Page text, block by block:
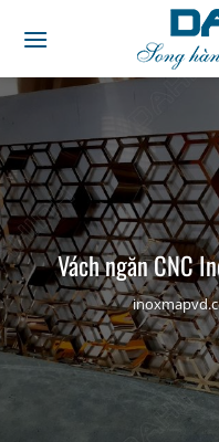
qua
dung
Vách ngăn CNC